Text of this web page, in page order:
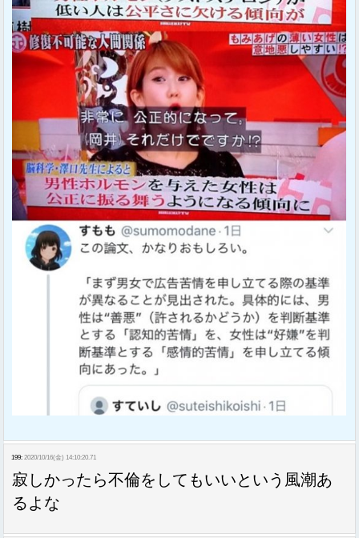
199: 2020/10/16(金) 14:10:20.71
寂しかったら不倫をしてもいいという風潮あ
るよな